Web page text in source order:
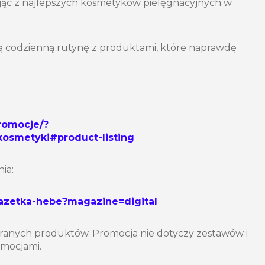
z najlepszych kosmetyków pielęgnacyjnych w
codzienną rutynę z produktami, które naprawdę
?
listing
hebe?magazine=digital
produktów. Promocja nie dotyczy zestawów i